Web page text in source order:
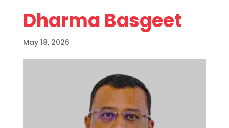
Dharma Basgeet
May 18, 2026